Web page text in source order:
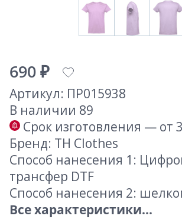
690 ₽
Артикул: ПР015938
В наличии 89
Срок изготовления — от
Бренд: TH Clothes
Способ нанесения 1:
трансфер DTF
Способ нанесения 2:
Все характеристики...